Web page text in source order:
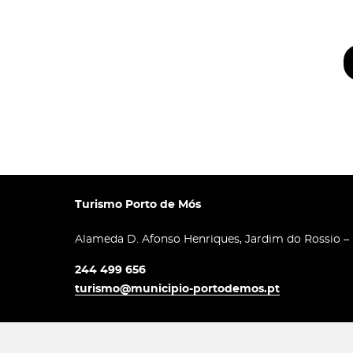
Turismo Porto de Mós
Alameda D. Afonso Henriques, Jardim do Rossio
244 499 656
turismo@municipio-portodemos.pt